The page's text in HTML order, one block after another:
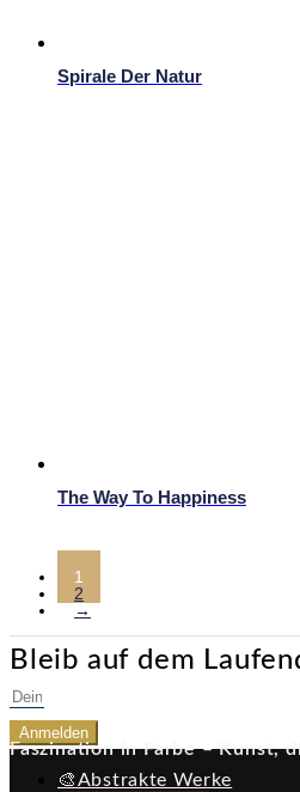
Spirale Der Natur
The Way To Happiness
1
2
→
Bleib auf dem
Anmelden
Faszination in Farbe – Kunst,
🎨Abstrakte Werke